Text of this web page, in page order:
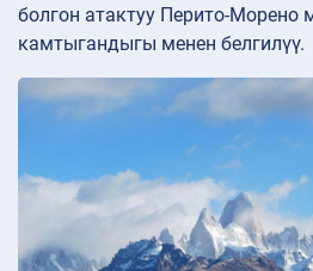
болгон атактуу Перито-Морено
камтыгандыгы менен белгилүү.